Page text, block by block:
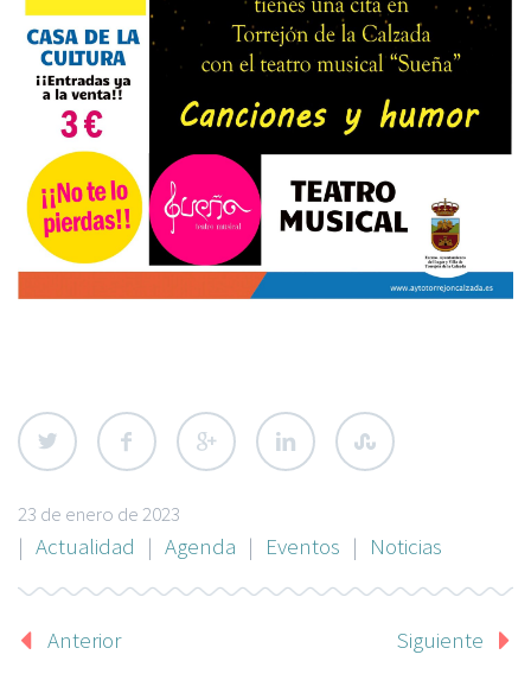
23 de enero de 2023
| Actualidad | Agenda | Eventos | Noticias
Anterior Siguiente